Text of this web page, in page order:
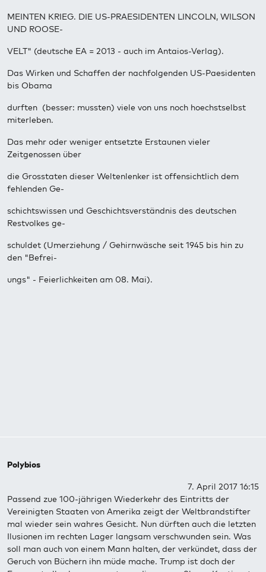
MEINTEN KRIEG. DIE US-PRAESIDENTEN LINCOLN, WILSON
UND ROOSE-
VELT" (deutsche EA = 2013 - auch im Antaios-Verlag).
Das Wirken und Schaffen der nachfolgenden US-Paesidenten
bis Obama
durften (besser: mussten) viele von uns noch hoechstselbst
miterleben.
Das mehr oder weniger entsetzte Erstaunen vieler
Zeitgenossen über
die Grosstaten dieser Weltenlenker ist offensichtlich dem
fehlenden Ge-
schichtswissen und Geschichtsverständnis des deutschen
Restvolkes ge-
schuldet (Umerziehung / Gehirnwäsche seit 1945 bis hin zu
den "Befrei-
ungs" - Feierlichkeiten am 08. Mai).
Polybios
7. April 2017 16:15
Passend zue 100-jährigen Wiederkehr des Eintritts der
Vereinigten Staaten von Amerika zeigt der Weltbrandstifter
mal wieder sein wahres Gesicht. Nun dürften auch die letzten
Ilusionen im rechten Lager langsam verschwunden sein. Was
soll man auch von einem Mann halten, der verkündet, dass der
Geruch von Büchern ihn müde mache. Trump ist doch der